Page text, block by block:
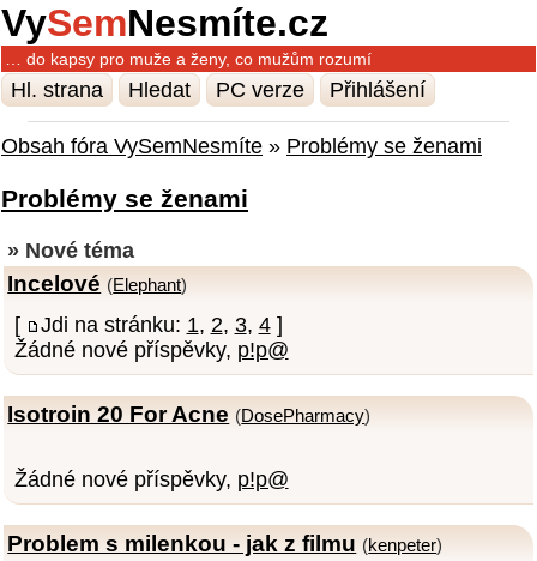
VySemNesmíte.cz
… do kapsy pro muže a ženy, co mužům rozumí
Hl. strana Hledat PC verze Přihlášení
Obsah fóra VySemNesmíte » Problémy se ženami
Problémy se ženami
» Nové téma
Incelové (Elephant)
[ Jdi na stránku: 1, 2, 3, 4]
Žádné nové příspěvky, p!p@
Isotroin 20 For Acne (DosePharmacy)
Žádné nové příspěvky, p!p@
Problem s milenkou - jak z filmu (kenpeter)